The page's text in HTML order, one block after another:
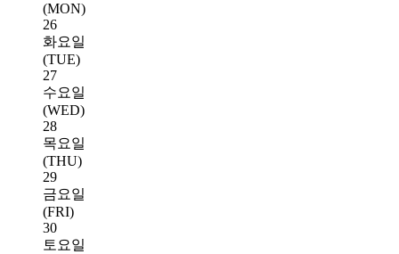
(MON)
26
화요일
(TUE)
27
수요일
(WED)
28
목요일
(THU)
29
금요일
(FRI)
30
토요일